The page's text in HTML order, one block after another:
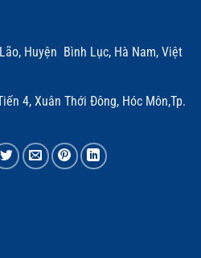
Huyện Bình Lục, Hà Nam, Việt
4, Xuân Thới Đông, Hóc Môn,Tp.